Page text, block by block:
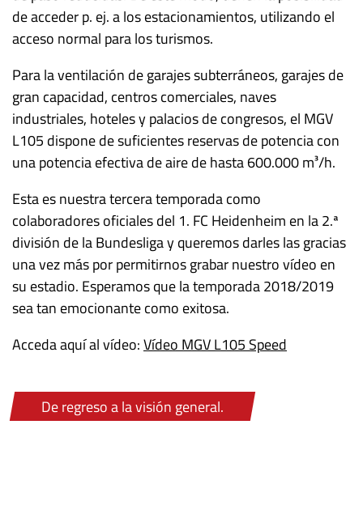
de acceder p. ej. a los estacionamientos, utilizando el
acceso normal para los turismos.
Para la ventilación de garajes subterráneos, garajes de
gran capacidad, centros comerciales, naves
industriales, hoteles y palacios de congresos, el MGV
L105 dispone de suficientes reservas de potencia con
una potencia efectiva de aire de hasta 600.000 m³/h.
Esta es nuestra tercera temporada como
colaboradores oficiales del 1. FC Heidenheim en la 2.ª
división de la Bundesliga y queremos darles las gracias
una vez más por permitirnos grabar nuestro vídeo en
su estadio. Esperamos que la temporada 2018/2019
sea tan emocionante como exitosa.
Acceda aquí al vídeo:Vídeo MGV L105 Speed
De regreso a la visión general.